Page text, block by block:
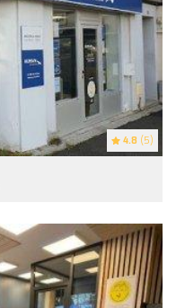
4.8 (5)